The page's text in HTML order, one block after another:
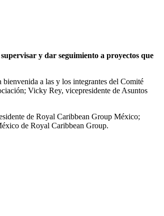
y dar seguimiento a proyectos que
a las y los integrantes del Comité
Vicky Rey, vicepresidente de Asuntos
de Royal Caribbean Group México;
de Royal Caribbean Group.